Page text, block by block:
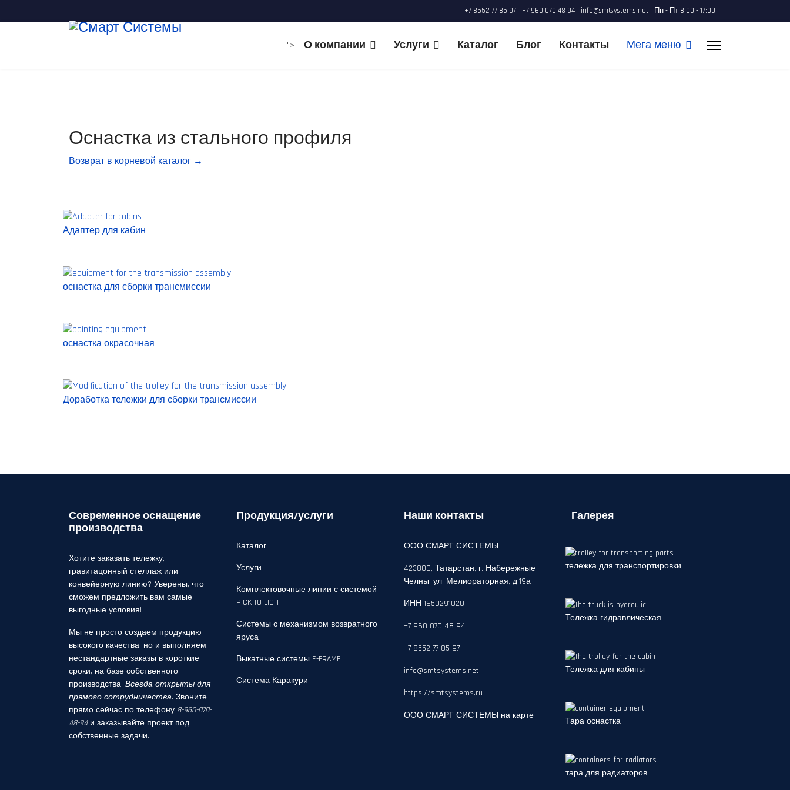
+7 8552 77 85 97 +7 960 070 48 94 info@smtsystems.net Пн - Пт 8:00 - 17:00
"> О компании Услуги Каталог Блог Контакты Мега меню
Оснастка из стального профиля
Возврат в корневой каталог →
Адаптер для кабин
оснастка для сборки трансмиссии
оснастка окрасочная
Доработка тележки для сборки трансмиссии
Современное оснащение
производства
Хотите заказать тележку,
гравитацонный стеллаж или
конвейерную линию? Уверены, что
сможем предложить вам самые
выгодные условия!
Мы не просто создаем продукцию
высокого качества, но и выполняем
нестандартные заказы в короткие
сроки, на базе собственного
производства. Всегда открыты для
прямого сотрудничества. Звоните
прямо сейчас по телефону 8-960-070-
48-94и заказывайте проект под
собственные задачи.
Продукция/услуги
Каталог
Услуги
Комплектовочные линии с системой
PICK-TO-LIGHT
Системы с механизмом возвратного
яруса
Выкатные системы E-FRAME
Система Каракури
Наши контакты
ООО СМАРТ СИСТЕМЫ
423800, Татарстан, г. Набережные
Челны, ул. Мелиораторная, д.19а
ИНН 1650291020
+7 960 070 48 94
+7 8552 77 85 97
info@smtsystems.net
https://smtsystems.ru
ООО СМАРТ СИСТЕМЫ на карте
Галерея
тележка для транспортировки
Тележка гидравлическая
Тележка для кабины
Тара оснастка
тара для радиаторов